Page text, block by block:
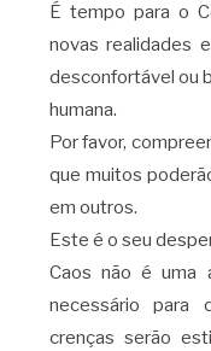
É tempo para o
novas realidades
desconfortável ou
humana.
Por favor,
que muitos
em outros.
Este é o seu
Caos não é uma
necessário para
crenças serão